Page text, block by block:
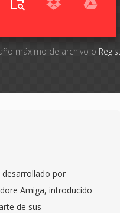
máximo de archivo o
por
Amiga, introducido
de sus